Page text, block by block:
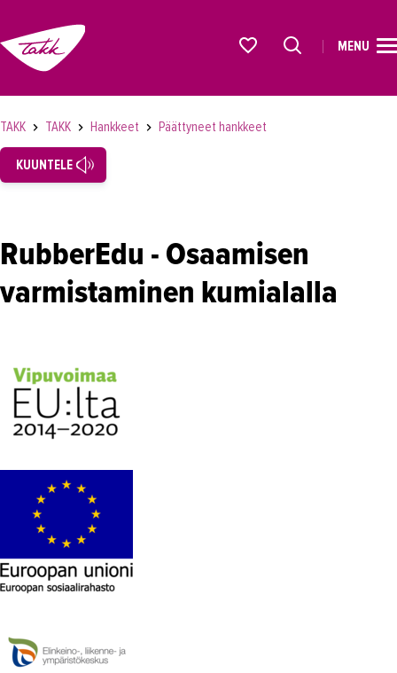
OPISKELIJAKSI
YRITYKSILLE
Tampereen Aikuiskoulutuskeskus
Laatutyö
Hankkeet
Digikyvykkyys II
Kestävät energiaratkaisut
teollisuuteen
MENU
TAKK TAKK Hankkeet Päättyneet hankkeet
KUUNTELE
RubberEdu - Osaamisen
varmistaminen kumialalla